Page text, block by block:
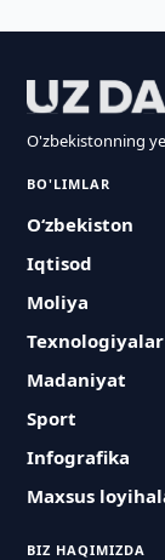
O'zbekistonning
BO'LIMLAR
O‘zbekiston
Iqtisod
Moliya
Texnologiyalar
Madaniyat
Sport
Infografika
Maxsus
BIZ HAQIMIZDA